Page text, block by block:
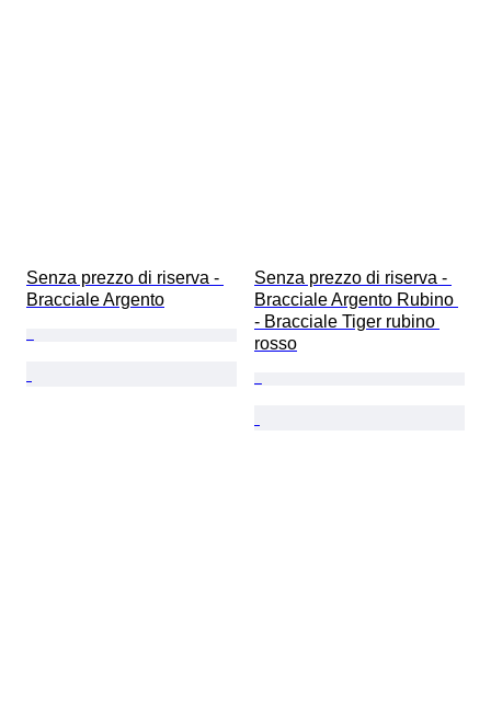
Senza prezzo di riserva -
Bracciale Argento
Senza prezzo di riserva -
Bracciale Argento Rubino
- Bracciale Tiger rubino
rosso